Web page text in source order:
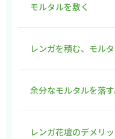
モルタルを敷く
レンガを積む、モル
余分なモルタルを落
レンガ花壇のデメリ